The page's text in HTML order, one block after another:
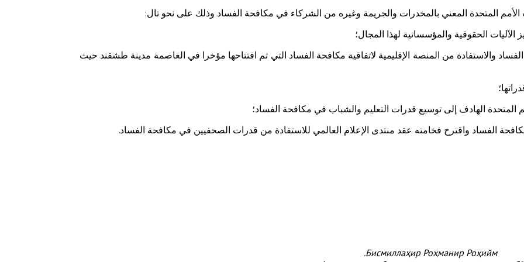
المتحدة المعني بالمخدرات والجريمة وغيره من الشركاء في مكافحة الفساد وذلك على نحو تال:
والاستفادة من المنصة الإقليمية لاتفاقية مكافحة الفساد التي تم افتتاحها مؤخرا في العاصمة مدينة طشقند حيث
المتحدة الهادف إلى توسيع قدرات التعليم والشباب في مكافحة الفساد؛
الفساد واقترح فخامته عقد منتدى الإعلام العالمي للاستفادة من قدرات الصحفيين في مكافحة الفساد.
Бисмиллаҳир Роҳманир Роҳийм.